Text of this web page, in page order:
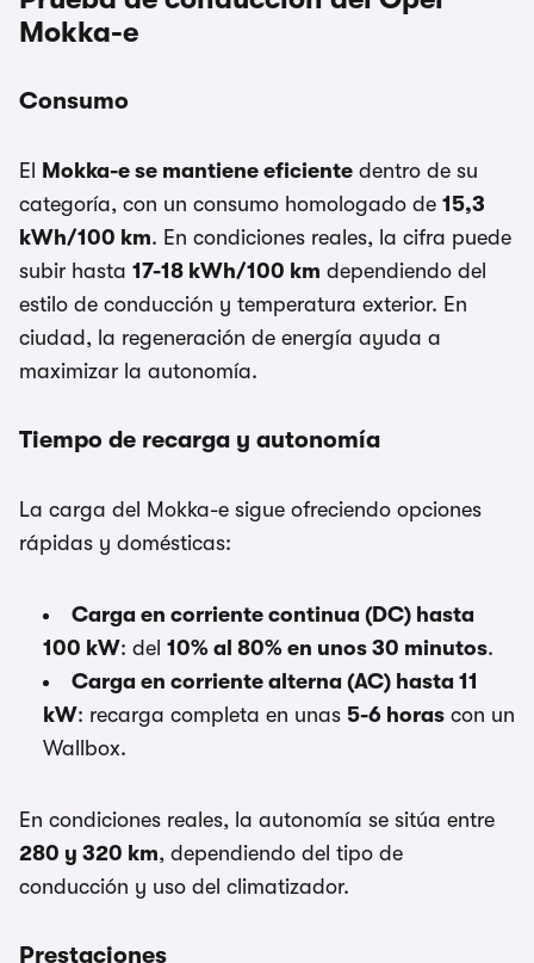
Mokka-e
Consumo
El Mokka-e se mantiene eficiente dentro de su
categoría, con un consumo homologado de 15,3
kWh/100 km. En condiciones reales, la cifra puede
subir hasta 17-18 kWh/100 km dependiendo del
estilo de conducción y temperatura exterior. En
ciudad, la regeneración de energía ayuda a
maximizar la autonomía.
Tiempo de recarga y autonomía
La carga del Mokka-e sigue ofreciendo opciones
rápidas y domésticas:
Carga en corriente continua (DC) hasta
100 kW: del 10% al 80% en unos 30 minutos.
Carga en corriente alterna (AC) hasta 11
kW: recarga completa en unas 5-6 horas con un
Wallbox.
En condiciones reales, la autonomía se sitúa entre
280 y 320 km, dependiendo del tipo de
conducción y uso del climatizador.
Prestaciones